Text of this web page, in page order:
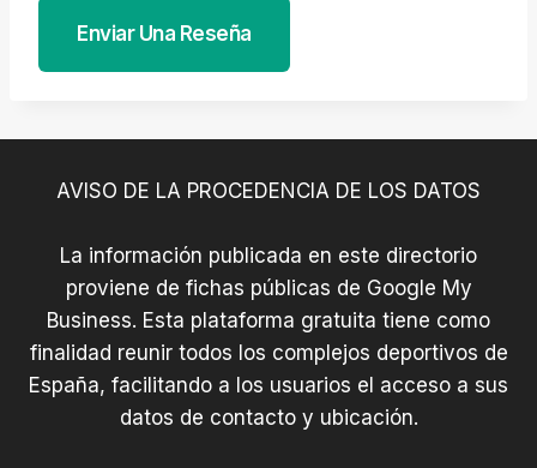
Enviar Una Reseña
AVISO DE LA PROCEDENCIA DE LOS DATOS
La información publicada en este directorio
proviene de fichas públicas de Google My
Business. Esta plataforma gratuita tiene como
finalidad reunir todos los complejos deportivos de
España, facilitando a los usuarios el acceso a sus
datos de contacto y ubicación.